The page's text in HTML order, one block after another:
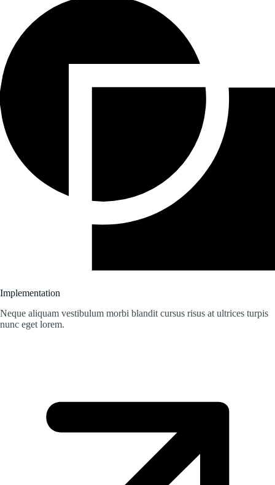
Implementation
Neque aliquam vestibulum morbi blandit cursus risus at ultrices turpis
nunc eget lorem.